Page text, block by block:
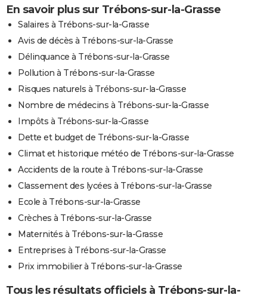
En savoir plus sur Trébons-sur-la-Grasse
Salaires à Trébons-sur-la-Grasse
Avis de décès à Trébons-sur-la-Grasse
Délinquance à Trébons-sur-la-Grasse
Pollution à Trébons-sur-la-Grasse
Risques naturels à Trébons-sur-la-Grasse
Nombre de médecins à Trébons-sur-la-Grasse
Impôts à Trébons-sur-la-Grasse
Dette et budget de Trébons-sur-la-Grasse
Climat et historique météo de Trébons-sur-la-Grasse
Accidents de la route à Trébons-sur-la-Grasse
Classement des lycées à Trébons-sur-la-Grasse
Ecole à Trébons-sur-la-Grasse
Crèches à Trébons-sur-la-Grasse
Maternités à Trébons-sur-la-Grasse
Entreprises à Trébons-sur-la-Grasse
Prix immobilier à Trébons-sur-la-Grasse
Tous les résultats officiels à Trébons-sur-la-